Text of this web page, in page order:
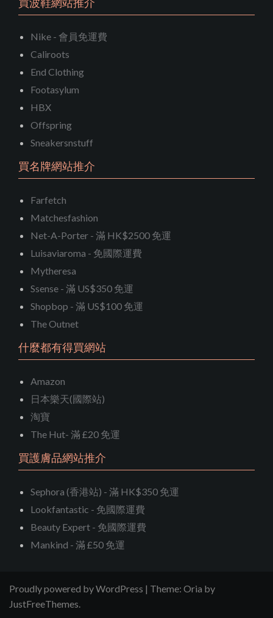
Nike - 會員免運費
Caliroots
End Clothing
Footasylum
HBX
Offspring
Sneakersnstuff
買名牌網站推介
Farfetch
Matchesfashion
Net-A-Porter - 滿 HK$2500 免運
Luisaviaroma - 免國際運費
Mytheresa
Ssense - 滿 US$350 免運
Shopbop - 滿 US$100 免運
The Outnet
什麼都有得買網站
Amazon
日本樂天(國際站)
淘寶
The Hut- 滿 £20 免運
買護膚品網站推介
Sephora (香港站) - 滿 HK$350 免運
Lookfantastic - 免國際運費
Beauty Expert - 免國際運費
Mankind - 滿 £50 免運
Proudly powered by WordPress | Theme: Oria by
JustFreeThemes.